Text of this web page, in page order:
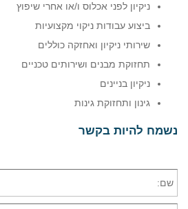
ניקיון לפני אכלוס ו/או אחרי שיפוץ
ביצוע עבודות ניקוי מקצועיות
שירותי ניקיון ואחזקה כוללים
תחזוקת מבנים ושירותים טכניים
ניקיון בניינים
גינון ותחזוקת גינות
נשמח להיות בקשר